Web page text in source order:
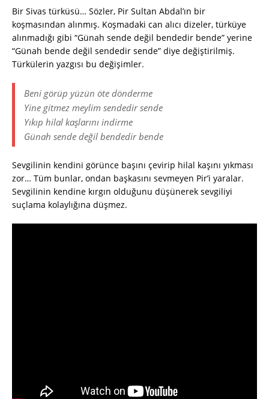
Bir Sivas türküsü… Sözler, Pir Sultan Abdal’ın bir
koşmasından alınmış. Koşmadaki can alıcı dizeler, türküye
alınmadığı gibi “Günah sende değil bendedir bende” yerine
“Günah bende değil sendedir sende” diye değiştirilmiş.
Türkülerin yazgısı bu değişimler.
Beni görüp yüzün öte dönderme
Yine gitmez meylim sendedir sende
Yıkıp hilal kaşlarını indirme
Günah sende değil bendedir bende
Sevgilinin kendini görünce başını çevirip hilal kaşını yıkması
zor… Tüm bunlar, ondan başkasını sevmeyen Pir’i yaralar.
Sevgilinin kendine kırgın olduğunu düşünerek sevgiliyi
suçlama kolaylığına düşmez.